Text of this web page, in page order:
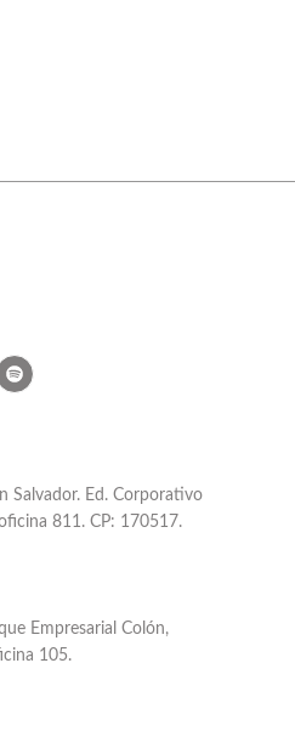
Salvador. Ed. Corporativo
811. CP: 170517.
Empresarial Colón,
105.